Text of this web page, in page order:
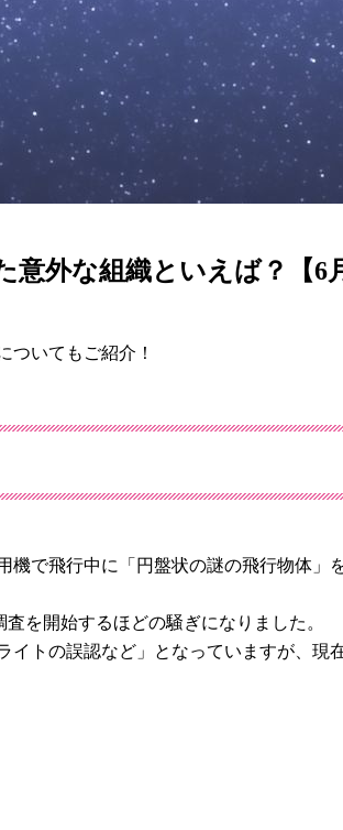
外な組織といえば？【6
ついてもご紹介！
で飛行中に「円盤状の謎の飛行物体」
を開始するほどの騒ぎになりました。
トの誤認など」となっていますが、現